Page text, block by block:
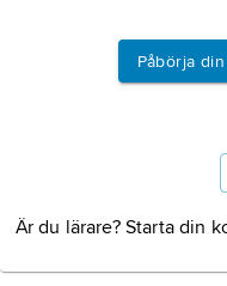
Påbörja
Är du lärare? Starta din